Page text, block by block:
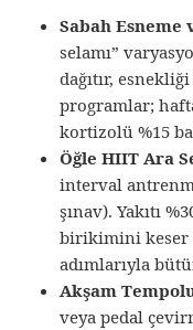
Sabah Esneme
selamı”
dağıtır,
programlar;
kortizolü %15
Öğle HIIT Ara
interval
şınav). Yakıtı
birikimini keser
adımlarıyla
Akşam
veya pedal